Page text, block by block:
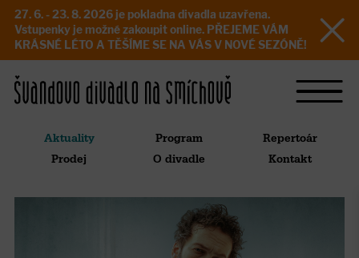
27. 6. - 23. 8. 2026 je pokladna divadla uzavřena.
Vstupenky je možné zakoupit online. PŘEJEME VÁM
KRÁSNÉ LÉTO A TĚŠÍME SE NA VÁS V NOVÉ SEZÓNĚ!
Aktuality Program
Repertoár
Prodej
O divadle Kontakt